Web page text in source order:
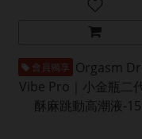
會員獨享